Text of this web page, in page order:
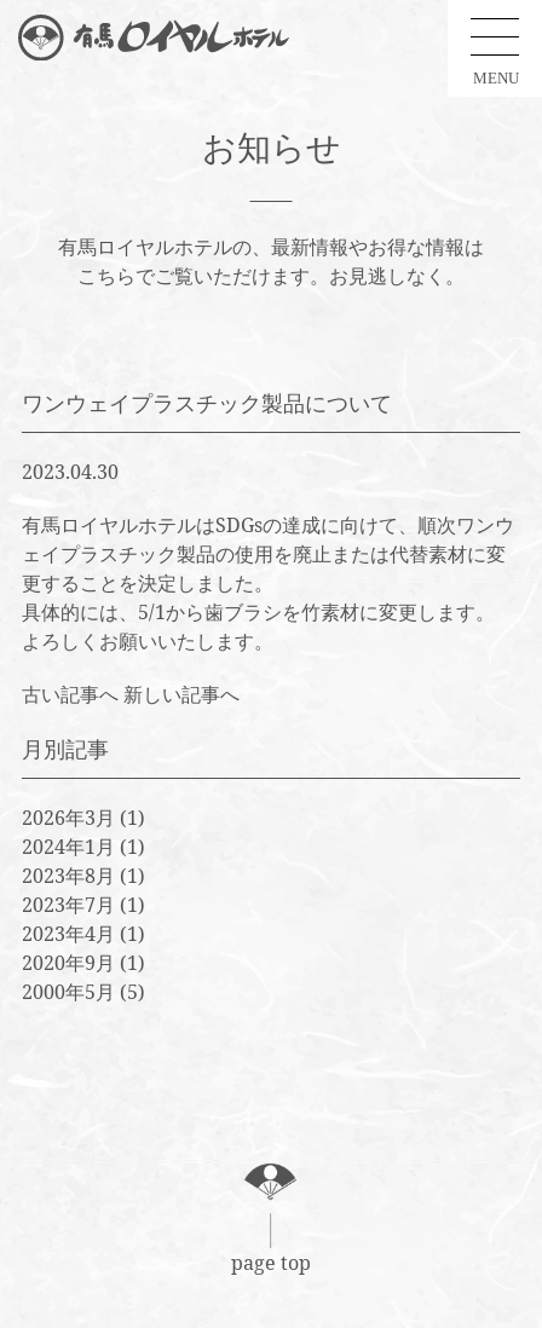
MENU
お知らせ
有馬ロイヤルホテルの、最新情報やお得な情報は
こちらでご覧いただけます。お見逃しなく。
ワンウェイプラスチック製品について
2023.04.30
有馬ロイヤルホテルはSDGsの達成に向けて、順次ワンウ
ェイプラスチック製品の使用を廃止または代替素材に変
更することを決定しました。
具体的には、5/1から歯ブラシを竹素材に変更します。
よろしくお願いいたします。
古い記事へ 新しい記事へ
月別記事
2026年3月 (1)
2024年1月 (1)
2023年8月 (1)
2023年7月 (1)
2023年4月 (1)
2020年9月 (1)
2000年5月 (5)
page top